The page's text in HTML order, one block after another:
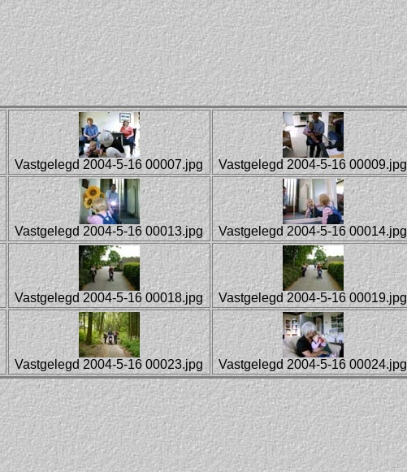
Vastgelegd 2004-5-16 00007.jpg Vastgelegd 2004-5-16 00009.jpg
Vastgelegd 2004-5-16 00013.jpg Vastgelegd 2004-5-16 00014.jpg
Vastgelegd 2004-5-16 00018.jpg Vastgelegd 2004-5-16 00019.jpg
Vastgelegd 2004-5-16 00023.jpg Vastgelegd 2004-5-16 00024.jpg